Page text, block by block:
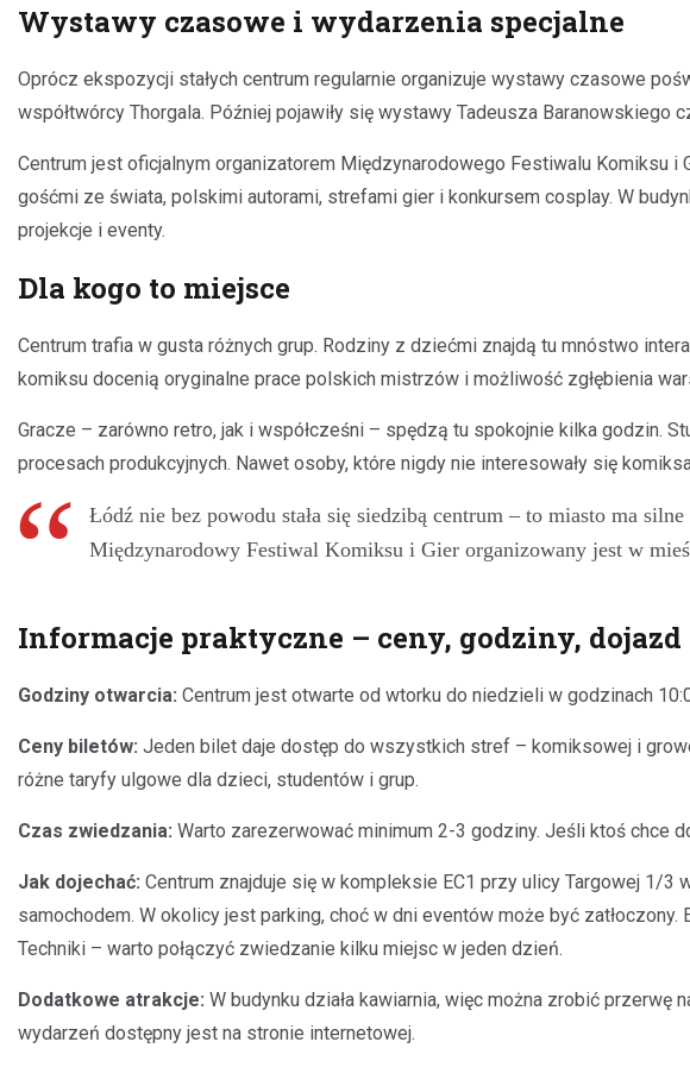
Wystawy czasowe i wydarzenia specjalne
Oprócz ekspozycji stałych centrum regularnie organizuje wystawy czasowe
współtwórcy Thorgala. Później pojawiły się wystawy Tadeusza Baranowskiego
Centrum jest oficjalnym organizatorem Międzynarodowego Festiwalu Komiksu
gośćmi ze świata, polskimi autorami, strefami gier i konkursem cosplay. W
projekcje i eventy.
Dla kogo to miejsce
Centrum trafia w gusta różnych grup. Rodziny z dziećmi znajdą tu mnóstwo
komiksu docenią oryginalne prace polskich mistrzów i możliwość zgłębienia
Gracze – zarówno retro, jak i współcześni – spędzą tu spokojnie kilka godzin.
procesach produkcyjnych. Nawet osoby, które nigdy nie interesowały się
Łódź nie bez powodu stała się siedzibą centrum – to miasto ma
Międzynarodowy Festiwal Komiksu i Gier organizowany jest w
Informacje praktyczne – ceny, godziny, dojazd
Godziny otwarcia: Centrum jest otwarte od wtorku do niedzieli w godzinach
Ceny biletów: Jeden bilet daje dostęp do wszystkich stref – komiksowej i
różne taryfy ulgowe dla dzieci, studentów i grup.
Czas zwiedzania: Warto zarezerwować minimum 2-3 godziny. Jeśli ktoś chce
Jak dojechać: Centrum znajduje się w kompleksie EC1 przy ulicy Targowej 1/
samochodem. W okolicy jest parking, choć w dni eventów może być
Techniki – warto połączyć zwiedzanie kilku miejsc w jeden dzień.
Dodatkowe atrakcje: W budynku działa kawiarnia, więc można zrobić
wydarzeń dostępny jest na stronie internetowej.